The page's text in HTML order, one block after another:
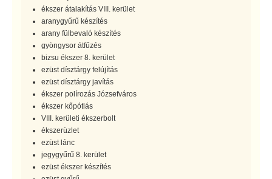
ékszer átalakítás VIII. kerület
aranygyűrű készítés
arany fülbevaló készítés
gyöngysor átfűzés
bizsu ékszer 8. kerület
ezüst dísztárgy felújítás
ezüst dísztárgy javítás
ékszer polírozás Józsefváros
ékszer kőpótlás
VIII. kerületi ékszerbolt
ékszerüzlet
ezüst lánc
jegygyűrű 8. kerület
ezüst ékszer készítés